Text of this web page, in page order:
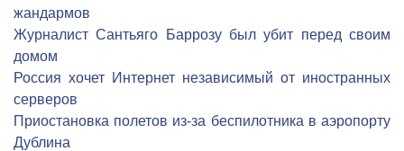
жандармов
Журналист Сантьяго Баррозу был убит перед своим
домом
Россия хочет Интернет независимый от иностранных
серверов
Приостановка полетов из-за беспилотника в аэропорту
Дублина